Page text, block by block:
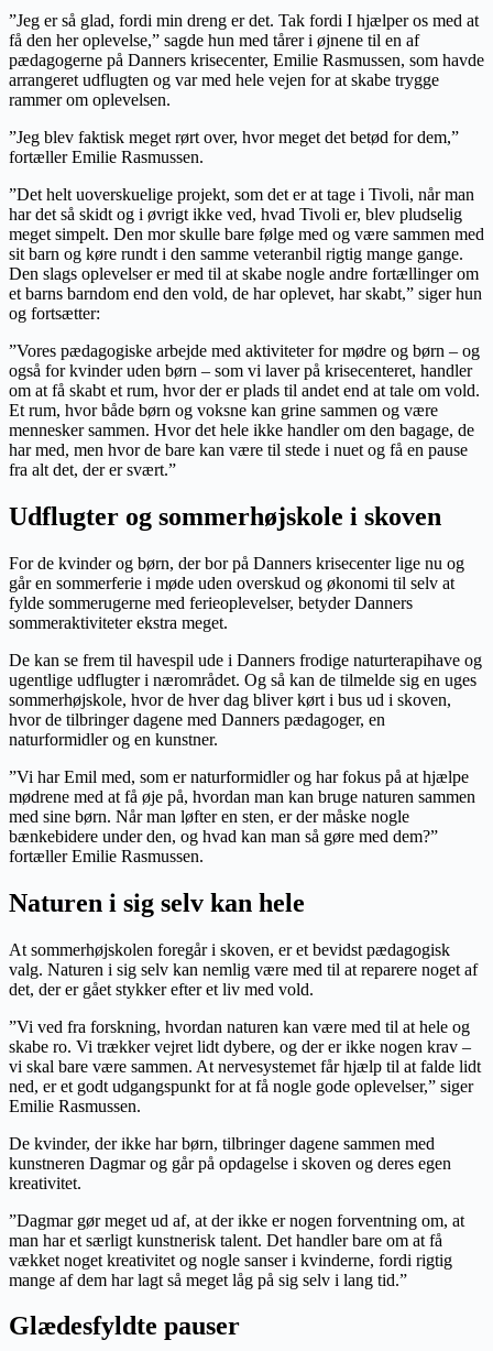
”Jeg er så glad, fordi min dreng er det. Tak fordi I hjælper os med at
få den her oplevelse,” sagde hun med tårer i øjnene til en af
pædagogerne på Danners krisecenter, Emilie Rasmussen, som havde
arrangeret udflugten og var med hele vejen for at skabe trygge
rammer om oplevelsen.
”Jeg blev faktisk meget rørt over, hvor meget det betød for dem,”
fortæller Emilie Rasmussen.
”Det helt uoverskuelige projekt, som det er at tage i Tivoli, når man
har det så skidt og i øvrigt ikke ved, hvad Tivoli er, blev pludselig
meget simpelt. Den mor skulle bare følge med og være sammen med
sit barn og køre rundt i den samme veteranbil rigtig mange gange.
Den slags oplevelser er med til at skabe nogle andre fortællinger om
et barns barndom end den vold, de har oplevet, har skabt,” siger hun
og fortsætter:
”Vores pædagogiske arbejde med aktiviteter for mødre og børn – og
også for kvinder uden børn – som vi laver på krisecenteret, handler
om at få skabt et rum, hvor der er plads til andet end at tale om vold.
Et rum, hvor både børn og voksne kan grine sammen og være
mennesker sammen. Hvor det hele ikke handler om den bagage, de
har med, men hvor de bare kan være til stede i nuet og få en pause
fra alt det, der er svært.”
Udflugter og sommerhøjskole i skoven
For de kvinder og børn, der bor på Danners krisecenter lige nu og
går en sommerferie i møde uden overskud og økonomi til selv at
fylde sommerugerne med ferieoplevelser, betyder Danners
sommeraktiviteter ekstra meget.
De kan se frem til havespil ude i Danners frodige naturterapihave og
ugentlige udflugter i nærområdet. Og så kan de tilmelde sig en uges
sommerhøjskole, hvor de hver dag bliver kørt i bus ud i skoven,
hvor de tilbringer dagene med Danners pædagoger, en
naturformidler og en kunstner.
”Vi har Emil med, som er naturformidler og har fokus på at hjælpe
mødrene med at få øje på, hvordan man kan bruge naturen sammen
med sine børn. Når man løfter en sten, er der måske nogle
bænkebidere under den, og hvad kan man så gøre med dem?”
fortæller Emilie Rasmussen.
Naturen i sig selv kan hele
At sommerhøjskolen foregår i skoven, er et bevidst pædagogisk
valg. Naturen i sig selv kan nemlig være med til at reparere noget af
det, der er gået stykker efter et liv med vold.
”Vi ved fra forskning, hvordan naturen kan være med til at hele og
skabe ro. Vi trækker vejret lidt dybere, og der er ikke nogen krav –
vi skal bare være sammen. At nervesystemet får hjælp til at falde lidt
ned, er et godt udgangspunkt for at få nogle gode oplevelser,” siger
Emilie Rasmussen.
De kvinder, der ikke har børn, tilbringer dagene sammen med
kunstneren Dagmar og går på opdagelse i skoven og deres egen
kreativitet.
”Dagmar gør meget ud af, at der ikke er nogen forventning om, at
man har et særligt kunstnerisk talent. Det handler bare om at få
vækket noget kreativitet og nogle sanser i kvinderne, fordi rigtig
mange af dem har lagt så meget låg på sig selv i lang tid.”
Glædesfyldte pauser